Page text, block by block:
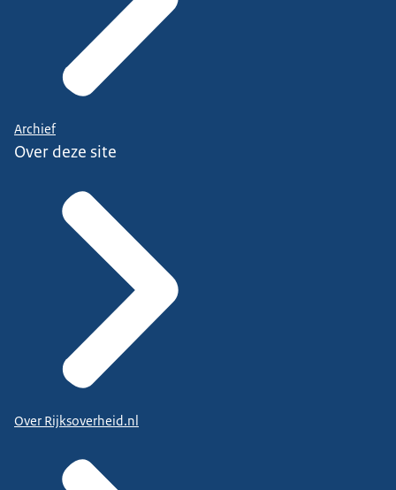
Archief
Over deze site
Over Rijksoverheid.nl